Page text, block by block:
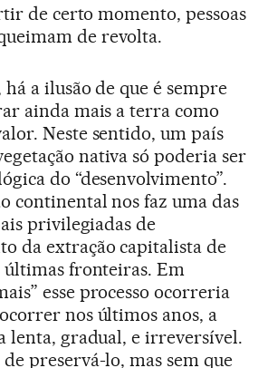
de certo momento, pessoas
de revolta.
a ilusão de que é sempre
ainda mais a terra como
Neste sentido, um país
nativa só poderia ser
do “desenvolvimento”.
continental nos faz uma das
privilegiadas de
da extração capitalista de
últimas fronteiras. Em
esse processo ocorreria
nos últimos anos, a
lenta, gradual, e irreversível.
preservá-lo, mas sem que